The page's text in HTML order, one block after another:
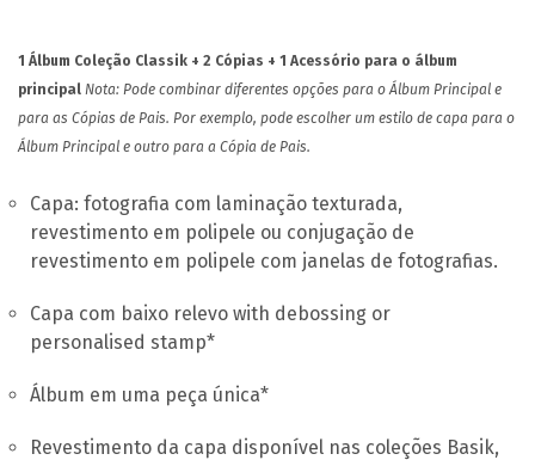
1 Álbum Coleção Classik + 2 Cópias + 1 Acessório para o álbum
principal Nota: Pode combinar diferentes opções para o Álbum Principal e
para as Cópias de Pais. Por exemplo, pode escolher um estilo de capa para o
Álbum Principal e outro para a Cópia de Pais.
Capa: fotografia com laminação texturada,
revestimento em polipele ou conjugação de
revestimento em polipele com janelas de fotografias.
Capa com baixo relevo with debossing or
personalised stamp*
Álbum em uma peça única*
Revestimento da capa disponível nas coleções Basik,